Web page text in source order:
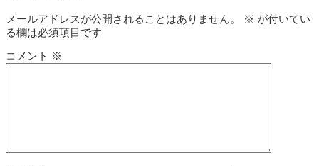
メールアドレスが公開されることはありません。 ※ が付いてい
る欄は必須項目です
コメント ※